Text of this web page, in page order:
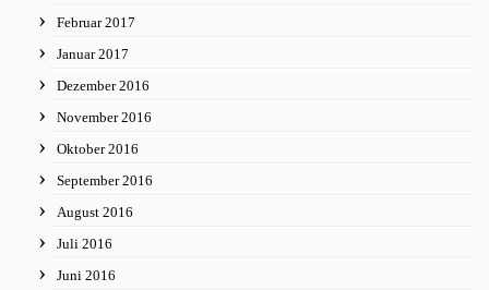
Februar 2017
Januar 2017
Dezember 2016
November 2016
Oktober 2016
September 2016
August 2016
Juli 2016
Juni 2016